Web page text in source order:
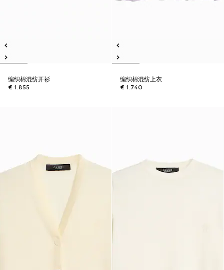
编织棉混纺开衫
€ 1.855
编织棉混纺上衣
€ 1.740